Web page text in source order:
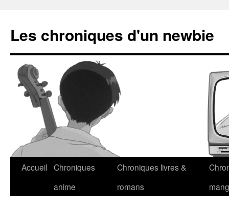
Les chroniques d'un newbie
Accueil Chroniques
anime
Chroniques livres &
romans